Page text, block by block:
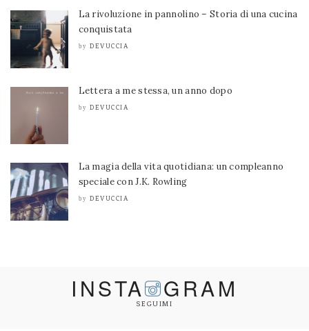
La rivoluzione in pannolino – Storia di una cucina
conquistata
by DEVUCCIA
Lettera a me stessa, un anno dopo
by DEVUCCIA
La magia della vita quotidiana: un compleanno
speciale con J.K. Rowling
by DEVUCCIA
INSTA GRAM
SEGUIMI